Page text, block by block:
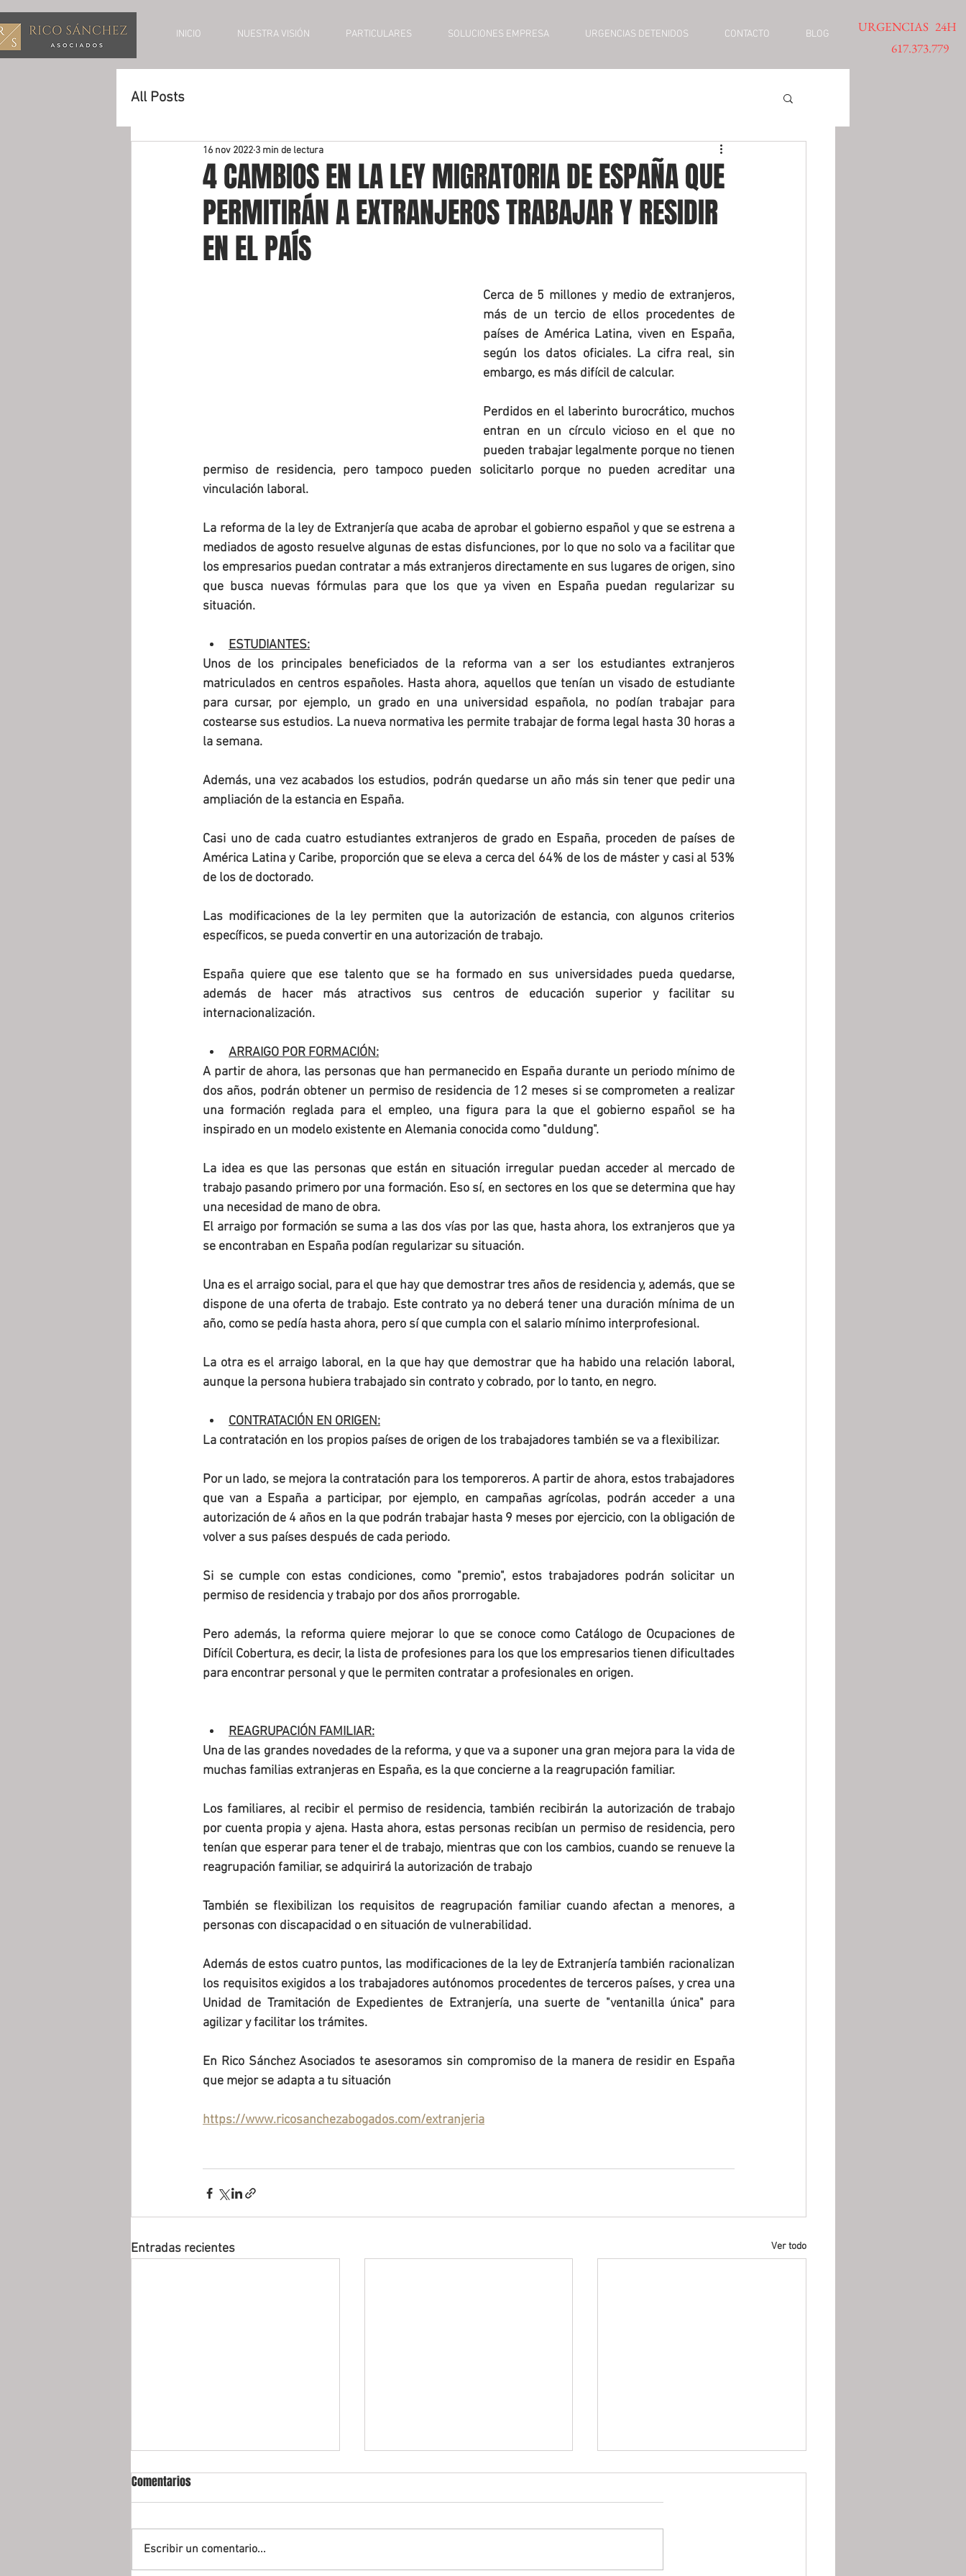
INICIO NUESTRA VISIÓN PARTICULARES SOLUCIONES EMPRESA URGENCIAS DETENIDOS CONTACTO BLOG
URGENCIAS 24H
617.373.779
All Posts
4 CAMBIOS EN LA LEY MIGRATORIA DE ESPAÑA QUE
PERMITIRÁN A EXTRANJEROS TRABAJAR Y RESIDIR
EN EL PAÍS
16 nov 2022 3 min de lectura
Cerca de 5 millones y medio de extranjeros,
más de un tercio de ellos procedentes de
países de América Latina, viven en España,
según los datos oficiales. La cifra real, sin
embargo, es más difícil de calcular.
Perdidos en el laberinto burocrático, muchos
entran en un círculo vicioso en el que no
pueden trabajar legalmente porque no tienen
permiso de residencia, pero tampoco pueden solicitarlo porque no pueden acreditar una
vinculación laboral.
La reforma de la ley de Extranjería que acaba de aprobar el gobierno español y que se estrena a
mediados de agosto resuelve algunas de estas disfunciones, por lo que no solo va a facilitar que
los empresarios puedan contratar a más extranjeros directamente en sus lugares de origen, sino
que busca nuevas fórmulas para que los que ya viven en España puedan regularizar su
situación.
ESTUDIANTES:
Unos de los principales beneficiados de la reforma van a ser los estudiantes extranjeros
matriculados en centros españoles. Hasta ahora, aquellos que tenían un visado de estudiante
para cursar, por ejemplo, un grado en una universidad española, no podían trabajar para
costearse sus estudios. La nueva normativa les permite trabajar de forma legal hasta 30 horas a
la semana.
Además, una vez acabados los estudios, podrán quedarse un año más sin tener que pedir una
ampliación de la estancia en España.
Casi uno de cada cuatro estudiantes extranjeros de grado en España, proceden de países de
América Latina y Caribe, proporción que se eleva a cerca del 64% de los de máster y casi al 53%
de los de doctorado.
Las modificaciones de la ley permiten que la autorización de estancia, con algunos criterios
específicos, se pueda convertir en una autorización de trabajo.
España quiere que ese talento que se ha formado en sus universidades pueda quedarse,
además de hacer más atractivos sus centros de educación superior y facilitar su
internacionalización.
ARRAIGO POR FORMACIÓN:
A partir de ahora, las personas que han permanecido en España durante un periodo mínimo de
dos años, podrán obtener un permiso de residencia de 12 meses si se comprometen a realizar
una formación reglada para el empleo, una figura para la que el gobierno español se ha
inspirado en un modelo existente en Alemania conocida como "duldung".
La idea es que las personas que están en situación irregular puedan acceder al mercado de
trabajo pasando primero por una formación. Eso sí, en sectores en los que se determina que hay
una necesidad de mano de obra.
El arraigo por formación se suma a las dos vías por las que, hasta ahora, los extranjeros que ya
se encontraban en España podían regularizar su situación.
Una es el arraigo social, para el que hay que demostrar tres años de residencia y, además, que se
dispone de una oferta de trabajo. Este contrato ya no deberá tener una duración mínima de un
año, como se pedía hasta ahora, pero sí que cumpla con el salario mínimo interprofesional.
La otra es el arraigo laboral, en la que hay que demostrar que ha habido una relación laboral,
aunque la persona hubiera trabajado sin contrato y cobrado, por lo tanto, en negro.
CONTRATACIÓN EN ORIGEN:
La contratación en los propios países de origen de los trabajadores también se va a flexibilizar.
Por un lado, se mejora la contratación para los temporeros. A partir de ahora, estos trabajadores
que van a España a participar, por ejemplo, en campañas agrícolas, podrán acceder a una
autorización de 4 años en la que podrán trabajar hasta 9 meses por ejercicio, con la obligación de
volver a sus países después de cada periodo.
Si se cumple con estas condiciones, como "premio", estos trabajadores podrán solicitar un
permiso de residencia y trabajo por dos años prorrogable.
Pero además, la reforma quiere mejorar lo que se conoce como Catálogo de Ocupaciones de
Difícil Cobertura, es decir, la lista de profesiones para los que los empresarios tienen dificultades
para encontrar personal y que le permiten contratar a profesionales en origen.
REAGRUPACIÓN FAMILIAR:
Una de las grandes novedades de la reforma, y que va a suponer una gran mejora para la vida de
muchas familias extranjeras en España, es la que concierne a la reagrupación familiar.
Los familiares, al recibir el permiso de residencia, también recibirán la autorización de trabajo
por cuenta propia y ajena. Hasta ahora, estas personas recibían un permiso de residencia, pero
tenían que esperar para tener el de trabajo, mientras que con los cambios, cuando se renueve la
reagrupación familiar, se adquirirá la autorización de trabajo
También se flexibilizan los requisitos de reagrupación familiar cuando afectan a menores, a
personas con discapacidad o en situación de vulnerabilidad.
Además de estos cuatro puntos, las modificaciones de la ley de Extranjería también racionalizan
los requisitos exigidos a los trabajadores autónomos procedentes de terceros países, y crea una
Unidad de Tramitación de Expedientes de Extranjería, una suerte de "ventanilla única" para
agilizar y facilitar los trámites.
En Rico Sánchez Asociados te asesoramos sin compromiso de la manera de residir en España
que mejor se adapta a tu situación
https://www.ricosanchezabogados.com/extranjeria
Entradas recientes Ver todo
Comentarios
Escribir un comentario...